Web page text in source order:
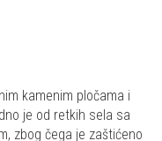
kamenim pločama i
je od retkih sela sa
zbog čega je zaštićeno